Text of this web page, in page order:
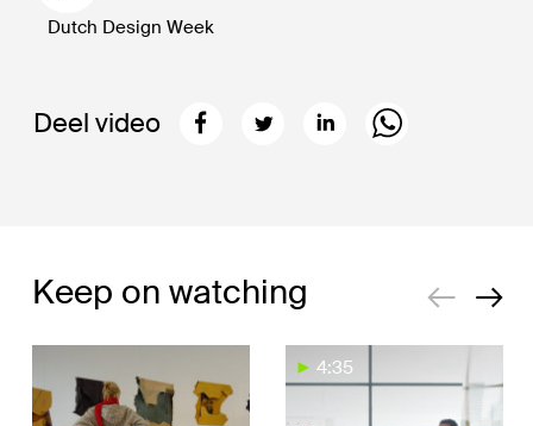
Dutch Design Week
Deel video
Keep on watching
4:35